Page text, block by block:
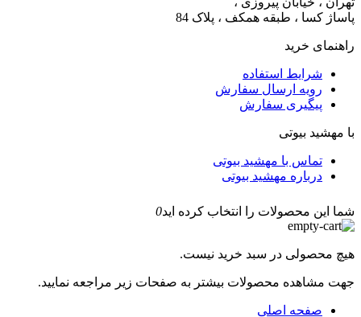
پاساژ کسا ، طبقه همکف ، پلاک 84
راهنمای خرید
شرایط استفاده
رویه ارسال سفارش
پیگیری سفارش
با مهشید بیوتی
تماس با مهشید بیوتی
درباره مهشید بیوتی
شما این محصولات را انتخاب کرده اید0
هیچ محصولی در سبد خرید نیست.
جهت مشاهده محصولات بیشتر به صفحات زیر مراجعه نمایید.
صفحه اصلی